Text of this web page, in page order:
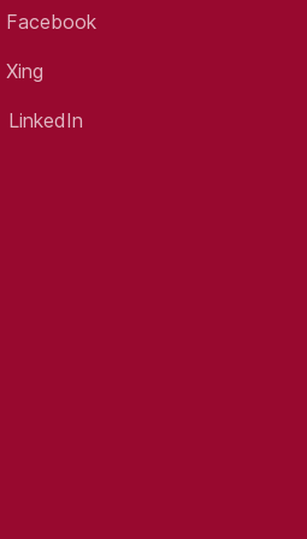
Facebook
Xing
LinkedIn